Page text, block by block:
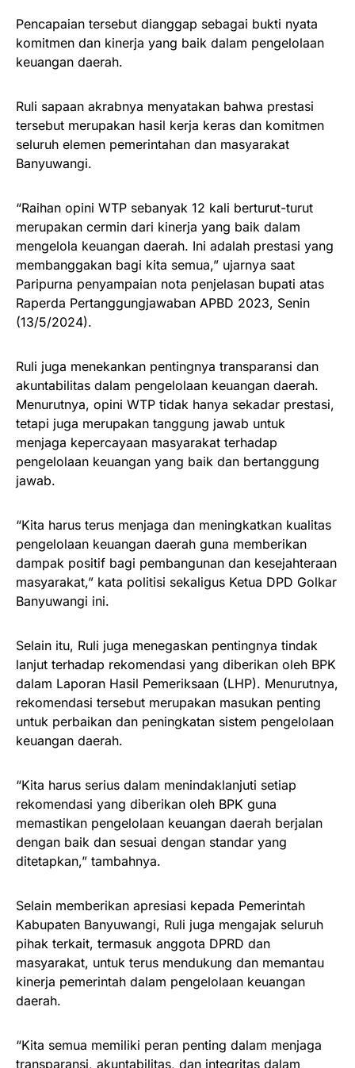
Pencapaian tersebut dianggap sebagai bukti nyata
komitmen dan kinerja yang baik dalam pengelolaan
keuangan daerah.
Ruli sapaan akrabnya menyatakan bahwa prestasi
tersebut merupakan hasil kerja keras dan komitmen
seluruh elemen pemerintahan dan masyarakat
Banyuwangi.
“Raihan opini WTP sebanyak 12 kali berturut-turut
merupakan cermin dari kinerja yang baik dalam
mengelola keuangan daerah. Ini adalah prestasi yang
membanggakan bagi kita semua,” ujarnya saat
Paripurna penyampaian nota penjelasan bupati atas
Raperda Pertanggungjawaban APBD 2023, Senin
(13/5/2024).
Ruli juga menekankan pentingnya transparansi dan
akuntabilitas dalam pengelolaan keuangan daerah.
Menurutnya, opini WTP tidak hanya sekadar prestasi,
tetapi juga merupakan tanggung jawab untuk
menjaga kepercayaan masyarakat terhadap
pengelolaan keuangan yang baik dan bertanggung
jawab.
“Kita harus terus menjaga dan meningkatkan kualitas
pengelolaan keuangan daerah guna memberikan
dampak positif bagi pembangunan dan kesejahteraan
masyarakat,” kata politisi sekaligus Ketua DPD Golkar
Banyuwangi ini.
Selain itu, Ruli juga menegaskan pentingnya tindak
lanjut terhadap rekomendasi yang diberikan oleh BPK
dalam Laporan Hasil Pemeriksaan (LHP). Menurutnya,
rekomendasi tersebut merupakan masukan penting
untuk perbaikan dan peningkatan sistem pengelolaan
keuangan daerah.
“Kita harus serius dalam menindaklanjuti setiap
rekomendasi yang diberikan oleh BPK guna
memastikan pengelolaan keuangan daerah berjalan
dengan baik dan sesuai dengan standar yang
ditetapkan,” tambahnya.
Selain memberikan apresiasi kepada Pemerintah
Kabupaten Banyuwangi, Ruli juga mengajak seluruh
pihak terkait, termasuk anggota DPRD dan
masyarakat, untuk terus mendukung dan memantau
kinerja pemerintah dalam pengelolaan keuangan
daerah.
“Kita semua memiliki peran penting dalam menjaga
transparansi, akuntabilitas, dan integritas dalam